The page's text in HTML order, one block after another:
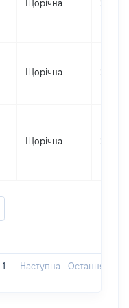
Щорічна 2019
Щорічна 2017
Щорічна 2016
1 Наступна Остання